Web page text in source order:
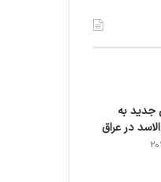
جدید به
در عراق